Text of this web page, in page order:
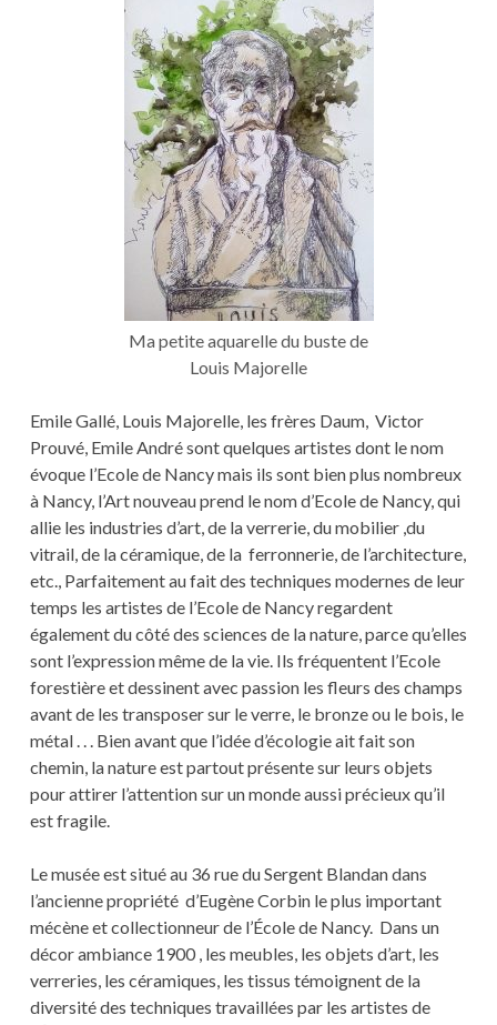
Ma petite aquarelle du buste de
Louis Majorelle
Emile Gallé, Louis Majorelle, les frères Daum, Victor
Prouvé, Emile André sont quelques artistes dont le nom
évoque l’Ecole de Nancy mais ils sont bien plus nombreux
à Nancy, l’Art nouveau prend le nom d’Ecole de Nancy, qui
allie les industries d’art, de la verrerie, du mobilier ,du
vitrail, de la céramique, de la ferronnerie, de l’architecture,
etc., Parfaitement au fait des techniques modernes de leur
temps les artistes de l’Ecole de Nancy regardent
également du côté des sciences de la nature, parce qu’elles
sont l’expression même de la vie. Ils fréquentent l’Ecole
forestière et dessinent avec passion les fleurs des champs
avant de les transposer sur le verre, le bronze ou le bois, le
métal . . . Bien avant que l’idée d’écologie ait fait son
chemin, la nature est partout présente sur leurs objets
pour attirer l’attention sur un monde aussi précieux qu’il
est fragile.
Le musée est situé au 36 rue du Sergent Blandan dans
l’ancienne propriété d’Eugène Corbin le plus important
mécène et collectionneur de l’École de Nancy. Dans un
décor ambiance 1900 , les meubles, les objets d’art, les
verreries, les céramiques, les tissus témoignent de la
diversité des techniques travaillées par les artistes de